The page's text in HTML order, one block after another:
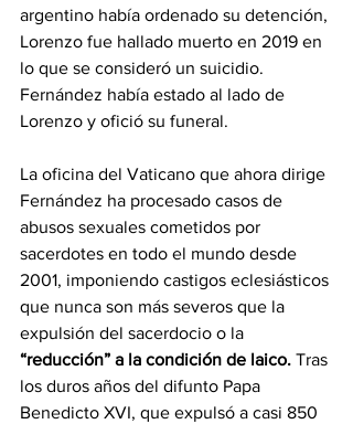
argentino había ordenado su detención,
Lorenzo fue hallado muerto en 2019 en
lo que se consideró un suicidio.
Fernández había estado al lado de
Lorenzo y ofició su funeral.
La oficina del Vaticano que ahora dirige
Fernández ha procesado casos de
abusos sexuales cometidos por
sacerdotes en todo el mundo desde
2001, imponiendo castigos eclesiásticos
que nunca son más severos que la
expulsión del sacerdocio o la
“reducción” a la condición de laico. Tras
los duros años del difunto Papa
Benedicto XVI, que expulsó a casi 850